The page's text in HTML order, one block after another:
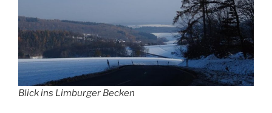
Blick ins Limburger Becken